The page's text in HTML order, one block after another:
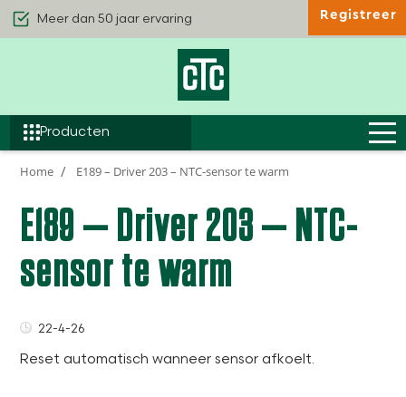
Producten
Registreer
Home E189 – Driver 203 – NTC-sensor te warm
E189 – Driver 203 – NTC-
sensor te warm
22-4-26
Reset automatisch wanneer sensor afkoelt.